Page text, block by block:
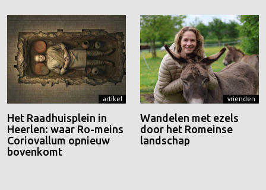
artikel
Het Raadhuisplein in
Heerlen: waar Ro-meins
Coriovallum opnieuw
bovenkomt
vrienden
Wandelen met ezels
door het Romeinse
landschap